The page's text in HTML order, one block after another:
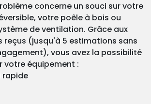
concerne un souci sur votre
votre poêle à bois ou
de ventilation. Grâce aux
reçus (jusqu'à 5 estimations sans
vous avez la possibilité
votre équipement :
rapide